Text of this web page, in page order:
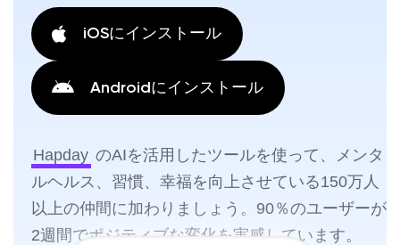
iOSにインストール
Androidにインストール
Hapday のAIを活用したツールを使って、メンタ
ルヘルス、習慣、幸福を向上させている150万人
以上の仲間に加わりましょう。90％のユーザーが
2週間でポジティブな変化を実感しています。